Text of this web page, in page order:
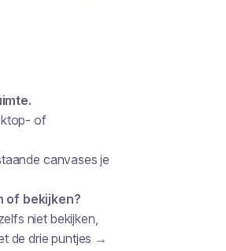
of
canvases je
of bekijken?
niet bekijken,
de drie puntjes →